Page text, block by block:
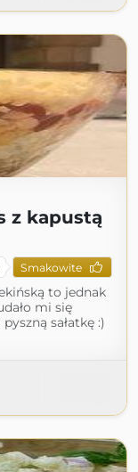
z kapustą
Smakowite
to jednak
mi się
sałatkę :)